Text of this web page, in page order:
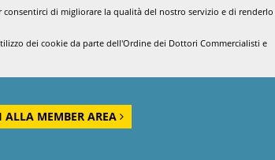
di migliorare la qualità del nostro servizio e di renderlo
dei cookie da parte dell'Ordine dei Dottori Commercialisti e
ALLA MEMBER AREA